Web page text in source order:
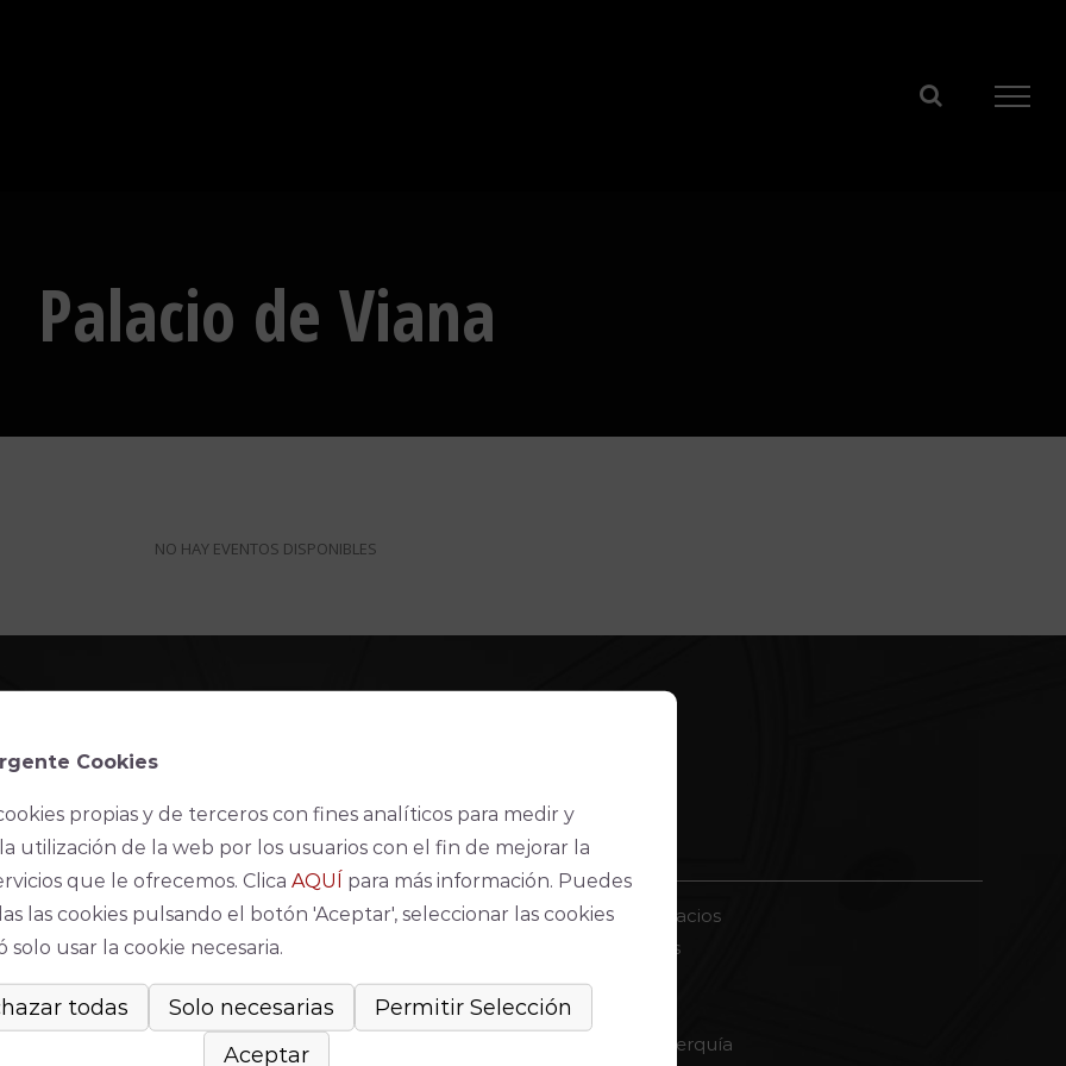
Palacio de Viana
NO HAY EVENTOS DISPONIBLES
AVISO LEGAL
Declaración de accesibilidad web
Condiciones de venta y acceso
Aviso Legal
Política de Privacidad
EL IMAE
Alquiler de espacios
Quiénes somos
Transparencia
Gran Teatro
Teatro de la Axerquía
Cookies
propias y de terceros con fines analíticos para medir y
utilización de la web por los usuarios con el fin de mejorar la
que le ofrecemos. Clica AQUÍ para más información. Puedes
las cookies pulsando el botón 'Aceptar', seleccionar las cookies
solo usar la cookie necesaria.